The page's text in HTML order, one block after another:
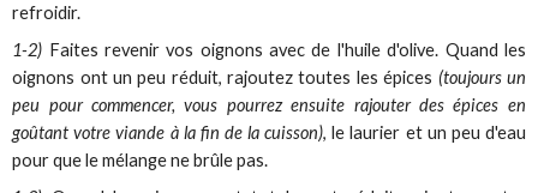
refroidir.
1-2) Faites revenir vos oignons avec de l'huile d'olive. Quand les
oignons ont un peu réduit, rajoutez toutes les épices (toujours un
peu pour commencer, vous pourrez ensuite rajouter des épices en
goûtant votre viande à la fin de la cuisson), le laurier et un peu d'eau
pour que le mélange ne brûle pas.